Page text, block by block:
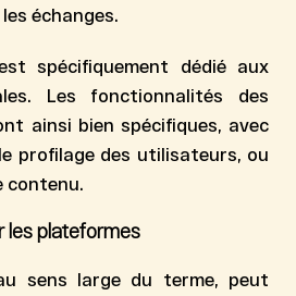
échanges.
spécifiquement dédié aux
Les fonctionnalités des
ainsi bien spécifiques, avec
profilage des utilisateurs, ou
contenu.
les plateformes
sens large du terme, peut